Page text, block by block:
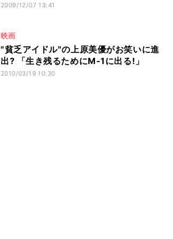
2009/12/07 13:41
映画
"貧乏アイドル"の上原美優がお笑いに進
出? 「生き残るためにM‐1に出る!」
2010/03/19 10:30